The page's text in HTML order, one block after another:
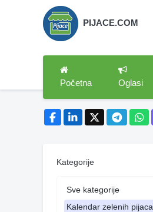
PIJACE.COM
Početna Oglasi
Kategorije
Sve kategorije
Kalendar zelenih pijaca